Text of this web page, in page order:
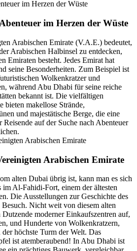
im Herzen der Wüste
Arabischen Emirate (V.A.E.) bedeutet,
Arabischen Halbinsel zu entdecken,
Emiraten besteht. Jedes Emirat hat
seine Besonderheiten. Zum Beispiel ist
Wolkenkratzer und
während Abu Dhabi für seine reiche
bekannt ist. Die vielfältigen
bieten makellose Strände,
und majestätische Berge, die eine
auf der Suche nach Abenteuer
Arabischen Emirate
alten Dubai übrig ist, kann man es sich
im Al-Fahidi-Fort, einem der ältesten
Die Ausstellungen zur Geschichte des
Nicht weit von diesem alten
moderner Einkaufszentren auf,
und Hunderte von Wolkenkratzern,
höchste Turm der Welt. Das
ist atemberaubend! In Abu Dhabi ist